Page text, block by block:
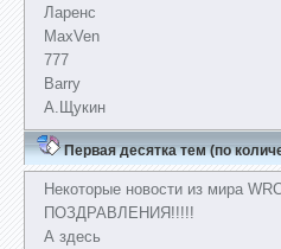
Ларенс
MaxVen
777
Barry
А.Щукин
Первая десятка тем (по
Некоторые новости из мира
ПОЗДРАВЛЕНИЯ!!!!!
А здесь